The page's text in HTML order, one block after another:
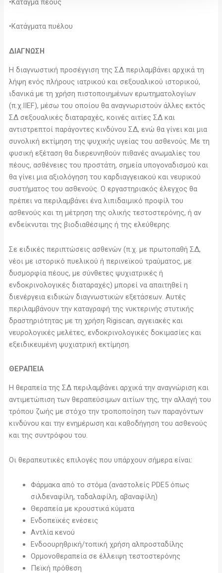
•Κατάγματα πυέλου
ΔΙΑΓΝΩΣΗ
Η διαγνωστική προσέγγιση της ΣΔ περιλαμβάνει αρχικά τη
λήψη ενός πλήρους ιατρικού και σεξουαλικού ιστορικού,
ιδανικά με τη χρήση πιστοποιημένων ερωτηματολογίων
(π.χ.IIEF), μέσω του οποίου θα αναγνωριστούν άλλες εκτός
ΣΔ σεξουαλικές διαταραχές, κοινές αιτίες ΣΔ και
αντιστρεπτοί παράγοντες κινδύνου ΣΔ, ενώ θα γίνει και μια
συνολική εκτίμηση της ψυχικής υγείας του ασθενούς. Με τη
φυσική εξέταση θα διερευνηθούν πιθανές ανωμαλίες του
πέους, ασθένειες του προστάτη, σημεία υπογοναδισμού και
θα γίνει μια αξιολόγηση του καρδιαγγειακού και νευρικού
συστήματος του ασθενούς. Ο εργαστηριακός έλεγχος θα
πρέπει να περιλαμβάνει ένα λιπιδαιμικό προφίλ του
ασθενούς και τη μέτρηση της ολικής τεστοστερόνης, ή αν
ενδείκνυται της βιοδιαθέσιμης ή της ελεύθερης.
Σε ειδικές περιπτώσεις ασθενών (π.χ. με πρωτοπαθή ΣΔ,
νέοι με ιστορικό πυελικού ή περινεϊκού τραύματος, με
δυσμορφία πέους, με σύνθετες ψυχιατρικές ή
ενδοκρινολογικές διαταραχές) μπορεί να απαιτηθεί η
διενέργεια ειδικών διαγνωστικών εξετάσεων. Αυτές
περιλαμβάνουν την καταγραφή της νυκτερινής στυτικής
δραστηριότητας με τη χρήση Rigiscan, αγγειακές και
νευρολογικές μελέτες, ενδοκρινολογικές δοκιμασίες και
εξειδικευμένη ψυχιατρική εκτίμηση.
ΘΕΡΑΠΕΙΑ
Η θεραπεία της ΣΔ περιλαμβάνει αρχικά την αναγνώριση και
αντιμετώπιση των θεραπεύσιμων αιτίων της, την αλλαγή του
τρόπου ζωής με στόχο την τροποποίηση των παραγόντων
κινδύνου και την ενημέρωση και καθοδήγηση του ασθενούς
και της συντρόφου του.
Οι θεραπευτικές επιλογές που υπάρχουν σήμερα είναι:
Φάρμακα από το στόμα (αναστολείς PDE5 όπως
σιλδεναφίλη, ταδαλαφίλη, αβαναφίλη)
Θεραπεία με κρουστικά κύματα
Ενδοπεϊκές ενέσεις
Αντλία κενού
Ενδοουρηθρική/τοπική χρήση αλπροσταδίλης
Ορμονοθεραπεία σε έλλειψη τεστοστερόνης
Πεϊκή πρόθεση